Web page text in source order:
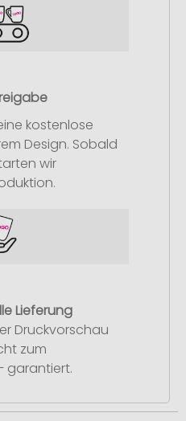
kostenlose
Design. Sobald
wir
Lieferung
Druckvorschau
zum
garantiert.